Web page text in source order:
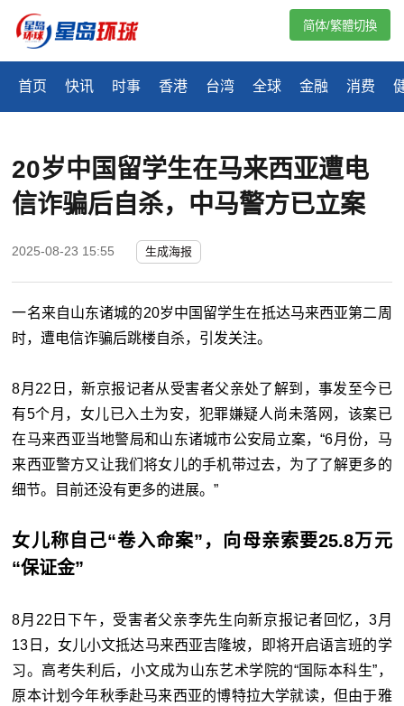
首页 快讯 时事 香港 台湾 全球 金融 消费
简体/繁體切換
20岁中国留学生在马来西亚遭电
信诈骗后自杀，中马警方已立案
2025-08-23 15:55 生成海报
一名来自山东诸城的20岁中国留学生在抵达马来西亚第二周
时，遭电信诈骗后跳楼自杀，引发关注。
8月22日，新京报记者从受害者父亲处了解到，事发至今已
有5个月，女儿已入土为安，犯罪嫌疑人尚未落网，该案已
在马来西亚当地警局和山东诸城市公安局立案，“6月份，马
来西亚警方又让我们将女儿的手机带过去，为了了解更多的
细节。目前还没有更多的进展。”
女儿称自己“卷入命案”，向母亲索要25.8万元
“保证金”
8月22日下午，受害者父亲李先生向新京报记者回忆，3月
13日，女儿小文抵达马来西亚吉隆坡，即将开启语言班的学
习。高考失利后，小文成为山东艺术学院的“国际本科生”，
原本计划今年秋季赴马来西亚的博特拉大学就读，但由于雅